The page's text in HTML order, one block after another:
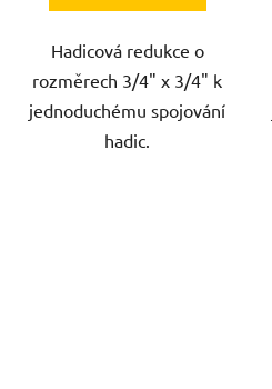
Hadicová redukce o
rozměrech 3/4" x 3/4" k
jednoduchému spojování
hadic.